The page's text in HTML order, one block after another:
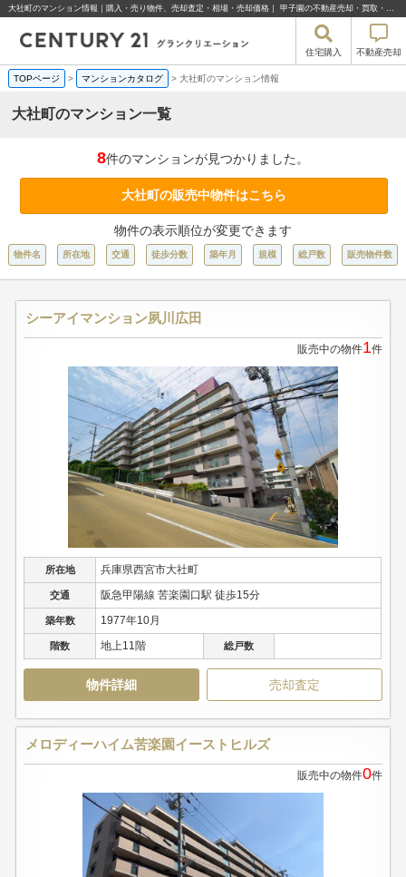
大社町のマンション情報｜購入・売り物件、売却査定・相場・売却価格｜ 甲子園の不動産売却・買取・住宅購入はセンチュリー21グランクリエーション
住宅購入 不動産売却
TOPページ > マンションカタログ > 大社町のマンション情報
大社町のマンション一覧
8件のマンションが見つかりました。
大社町の販売中物件はこちら
物件の表示順位が変更できます
物件名 所在地 交通 徒歩分数 築年月 規模 総戸数 販売物件数
シーアイマンション夙川広田
販売中の物件1件
所在地 兵庫県西宮市大社町
交通 阪急甲陽線 苦楽園口駅 徒歩15分
築年数 1977年10月
階数 地上11階 総戸数
物件詳細 売却査定
メロディーハイム苦楽園イーストヒルズ
販売中の物件0件